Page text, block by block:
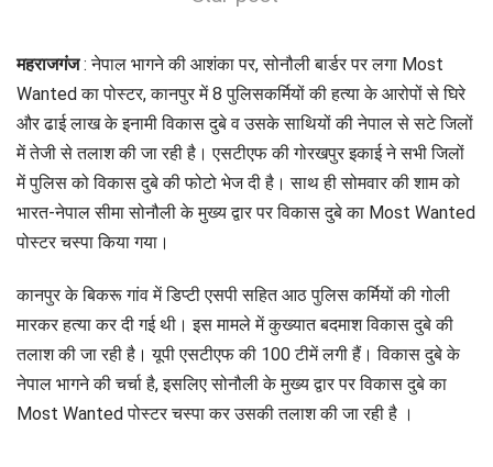
महराजगंज: नेपाल भागने की आशंका पर, सोनौली बार्डर पर लगा Most
Wanted का पोस्टर, कानपुर में 8 पुलिसकर्मियों की हत्या के आरोपों से घिरे
और ढाई लाख के इनामी विकास दुबे व उसके साथियों की नेपाल से सटे जिलों
में तेजी से तलाश की जा रही है। एसटीएफ की गोरखपुर इकाई ने सभी जिलों
में पुलिस को विकास दुबे की फोटो भेज दी है। साथ ही सोमवार की शाम को
भारत-नेपाल सीमा सोनौली के मुख्य द्वार पर विकास दुबे का Most Wanted
पोस्टर चस्पा किया गया।
कानपुर के बिकरू गांव में डिप्टी एसपी सहित आठ पुलिस कर्मियों की गोली
मारकर हत्या कर दी गई थी। इस मामले में कुख्यात बदमाश विकास दुबे की
तलाश की जा रही है। यूपी एसटीएफ की 100 टीमें लगी हैं। विकास दुबे के
नेपाल भागने की चर्चा है, इसलिए सोनौली के मुख्य द्वार पर विकास दुबे का
Most Wanted पोस्टर चस्पा कर उसकी तलाश की जा रही है ।